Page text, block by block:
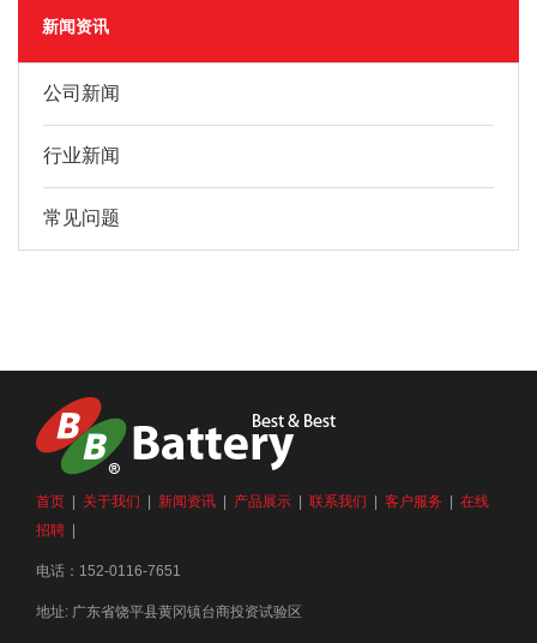
新闻资讯
公司新闻
行业新闻
常见问题
首页 关于我们 新闻资讯 产品展示 联系我们 客户服务
在线
招聘
电话：152-0116-7651
地址: 广东省饶平县黄冈镇台商投资试验区